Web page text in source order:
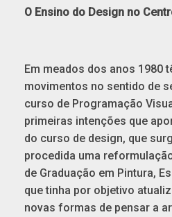
O Ensino do Design no
Em meados dos anos 1980
movimentos no sentido de
curso de Programação
primeiras intenções que
do curso de design, que
procedida uma
de Graduação em Pintura,
que tinha por objetivo
novas formas de pensar a